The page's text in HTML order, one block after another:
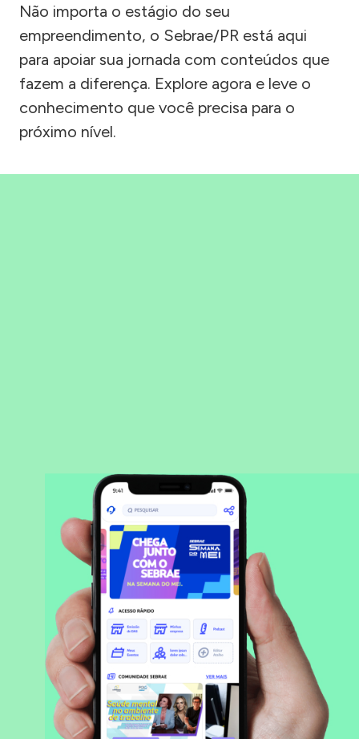
Não importa o estágio do seu
empreendimento, o Sebrae/PR está aqui
para apoiar sua jornada com conteúdos que
fazem a diferença. Explore agora e leve o
conhecimento que você precisa para o
próximo nível.